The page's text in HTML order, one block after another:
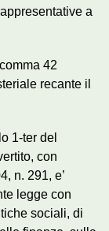
a
42
recante il
1-ter del
con
n. 291, e’
legge con
sociali, di